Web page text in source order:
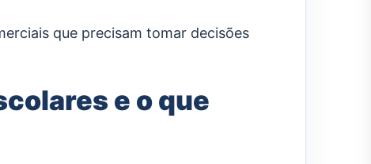
que precisam tomar decisões
e o que